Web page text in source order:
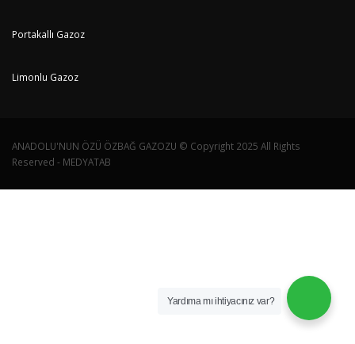
Portakallı Gazoz
Limonlu Gazoz
ANADOLU'NUN ÖZÜ ÖZBAĞ GAZOZU © Copyright 2025 All Rights
Reserved - MEDYATAB
Yardıma mı ihtiyacınız var?